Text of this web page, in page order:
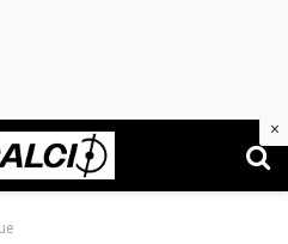
×